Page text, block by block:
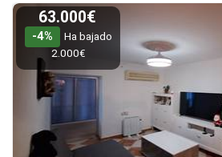
63.000€
-4%
Ha bajado
2.000€